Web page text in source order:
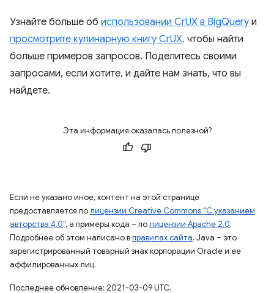
Узнайте больше об использовании CrUX в BigQuery и
просмотрите кулинарную книгу CrUX, чтобы найти
больше примеров запросов. Поделитесь своими
запросами, если хотите, и дайте нам знать, что вы
найдете.
Эта информация оказалась полезной?
Если не указано иное, контент на этой странице
предоставляется полицензии Creative Commons "С указанием
авторства 4.0", а примеры кода – полицензии Apache 2.0.
Подробнее об этом написано вправилах сайта. Java – это
зарегистрированный товарный знак корпорации Oracle и ее
аффилированных лиц.
Последнее обновление: 2021-03-09 UTC.